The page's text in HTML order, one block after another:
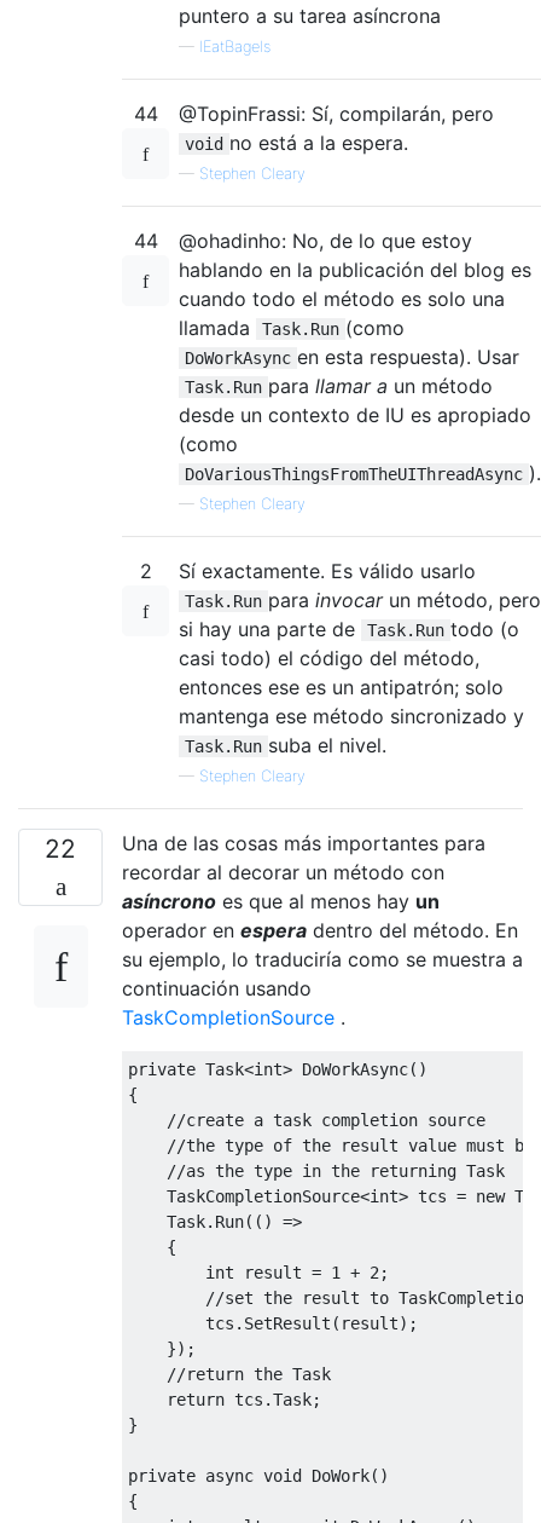
puntero a su tarea asíncrona
— IEatBagels
44 @TopinFrassi: Sí, compilarán, pero
void no está a la espera.
— Stephen Cleary
44
@ohadinho: No, de lo que estoy
hablando en la publicación del blog es
cuando todo el método es solo una
llamada
Task.Run (como
DoWorkAsync en esta respuesta). Usar
Task.Run para llamar a un método
desde un contexto de IU es apropiado
(como
DoVariousThingsFromTheUIThreadAsync ).
— Stephen Cleary
2 Sí exactamente. Es válido usarlo
Task.Run para invocarun método, pero
si hay una parte de
Task.Run todo (o
casi todo) el código del método,
entonces ese es un antipatrón; solo
mantenga ese método sincronizado y
Task.Run suba el nivel.
— Stephen Cleary
22
Una de las cosas más importantes para
recordar al decorar un método con
asíncrono es que al menos hay un
operador en espera dentro del método. En
su ejemplo, lo traduciría como se muestra a
continuación usando
TaskCompletionSource .
private Task<int> DoWorkAsync()
{
//create a task completion source
//the type of the result value must be
//as the type in the returning Task
TaskCompletionSource<int> tcs = new
Task. Run(()
=>
{
int result = 1 + 2 ;
//set the result to
        tcs
. SetResult ( result);
});
//return the Task
return tcs .Task;
}
private async void DoWork()
{